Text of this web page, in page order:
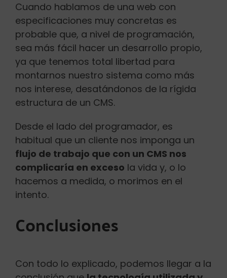
Cuando hablamos de una web con
especificaciones muy concretas es
probable que, a nivel de programación,
sea más fácil hacer un desarrollo propio,
ya que tenemos total libertad para
montarnos nuestro sistema como más
nos interese, desatándonos de la rígida
estructura de un CMS.
Desde el lado del programador, es
habitual que un cliente nos imponga un
flujo de trabajo que con un CMS nos
complicaría en exceso la vida y, o lo
hacemos a medida, o morimos en el
intento.
Conclusiones
Con todo lo explicado, podemos llegar a la